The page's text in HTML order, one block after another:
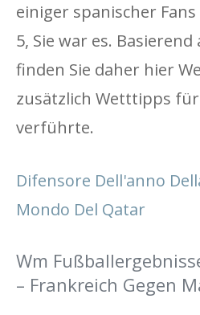
einiger spanischer
5, Sie war es.
finden Sie daher hier
zusätzlich Wetttipps für
verführte.
Difensore Dell'anno
Mondo Del Qatar
Wm
– Frankreich Gegen